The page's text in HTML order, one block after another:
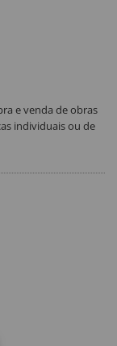
e venda de obras
individuais ou de